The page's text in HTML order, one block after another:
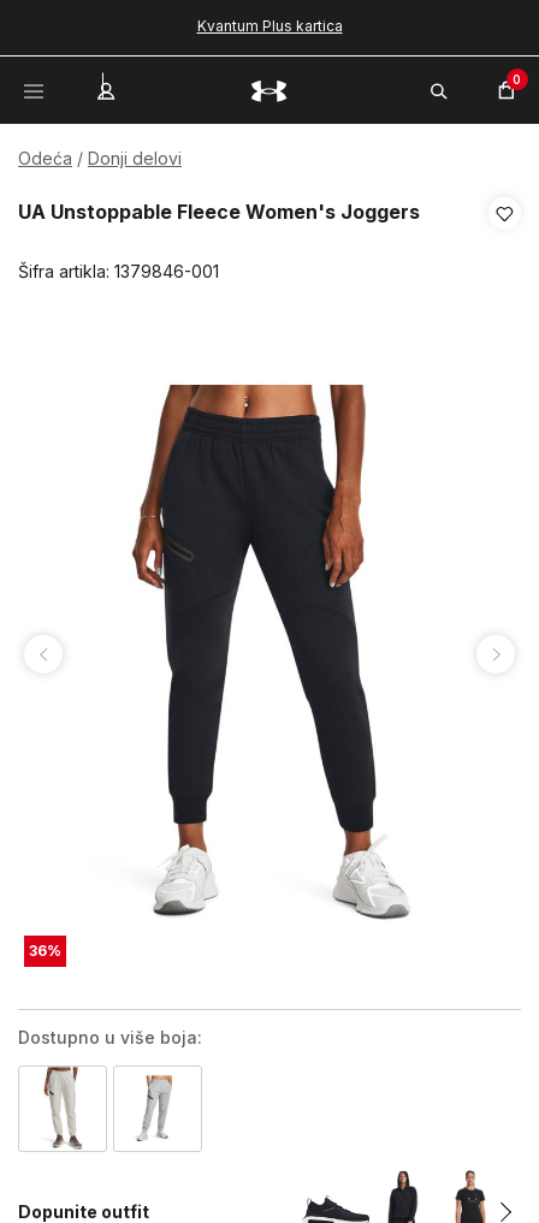
Kvantum Plus kartica
0
Odeća Donji delovi
UA Unstoppable Fleece Women's Joggers
Šifra artikla: 1379846-001
36%
Dostupno u više boja:
Dopunite outfit